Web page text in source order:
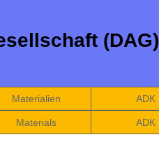
(DAG)
Materialien ADK
Materials ADK